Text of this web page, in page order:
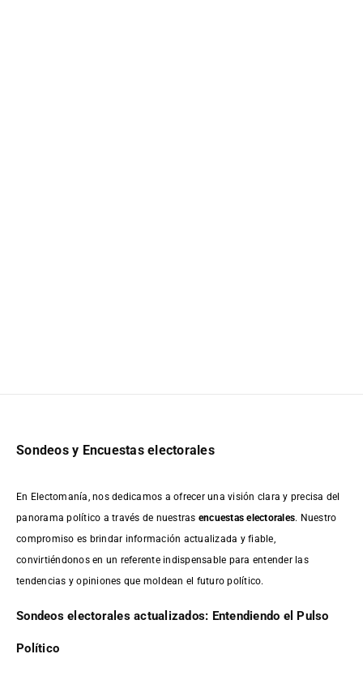
Sondeos y Encuestas electorales
En Electomanía, nos dedicamos a ofrecer una visión clara y precisa del
panorama político a través de nuestras encuestas electorales. Nuestro
compromiso es brindar información actualizada y fiable,
convirtiéndonos en un referente indispensable para entender las
tendencias y opiniones que moldean el futuro político.
Sondeos electorales actualizados: Entendiendo el Pulso
Político